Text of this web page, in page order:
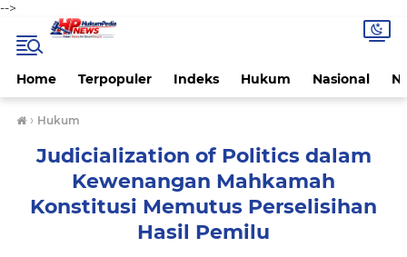
-->
Home Terpopuler Indeks Hukum Nasional
› Hukum
Judicialization of Politics dalam
Kewenangan Mahkamah
Konstitusi Memutus Perselisihan
Hasil Pemilu